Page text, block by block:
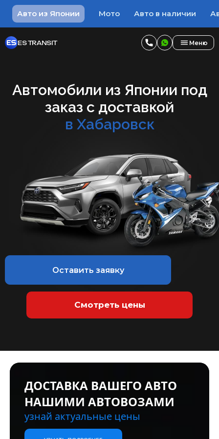
Авто из Японии Мото Авто в наличии
ES TRANSIT Меню
Автомобили из Японии под
заказ с доставкой
в Хабаровск
Оставить заявку
Смотреть цены
ДВИГАТЕЛИ ПОД ЗАКАЗ
БОЛЬШОЙ ВЫБОР
новые и б/у